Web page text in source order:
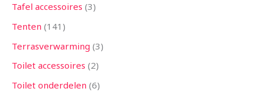
Tafel accessoires 3
Tenten 141
Terrasverwarming 3
Toilet accessoires 2
Toilet onderdelen 6